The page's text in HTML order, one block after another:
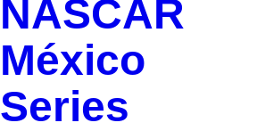
NASCAR
México
Series